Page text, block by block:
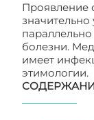
Проявление
значительно
болезни.
имеет
этимологии.